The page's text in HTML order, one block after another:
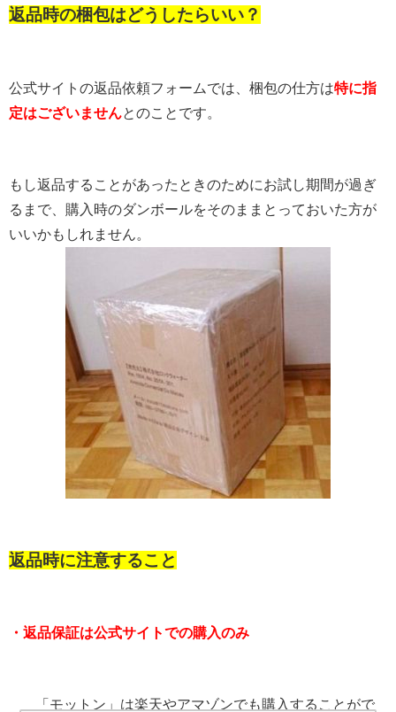
返品時の梱包はどうしたらいい？
公式サイトの返品依頼フォームでは、梱包の仕方は特に指
定はございませんとのことです。
もし返品することがあったときのためにお試し期間が過ぎ
るまで、購入時のダンボールをそのままとっておいた方が
いいかもしれません。
返品時に注意すること
・返品保証は公式サイトでの購入のみ
「モットン」は楽天やアマゾンでも購入することがで